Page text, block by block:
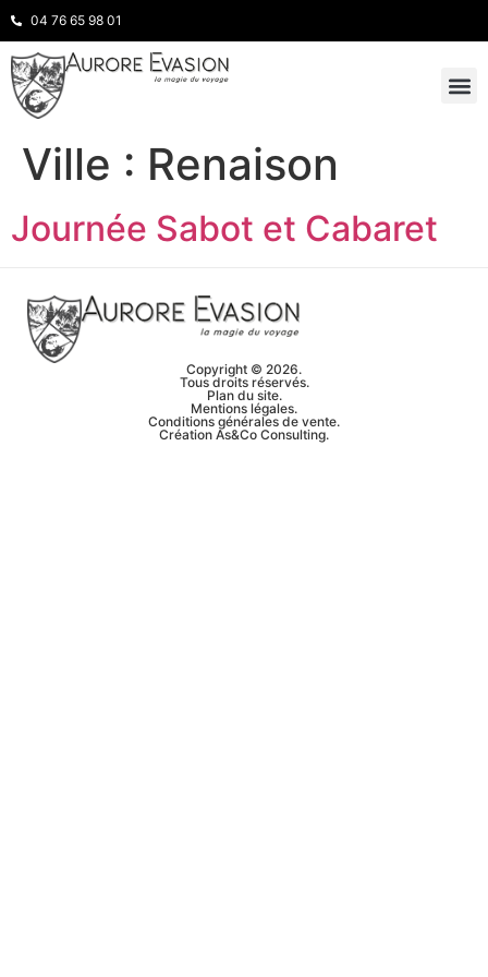
04 76 65 98 01
Ville : Renaison
Journée Sabot et Cabaret
Copyright © 2026.
Tous droits réservés.
Plan du site.
Mentions légales.
Conditions générales de vente.
Création As&Co Consulting.